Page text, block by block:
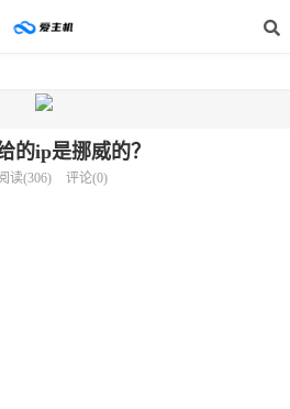
ip是挪威的？
读(306) 评论(0)